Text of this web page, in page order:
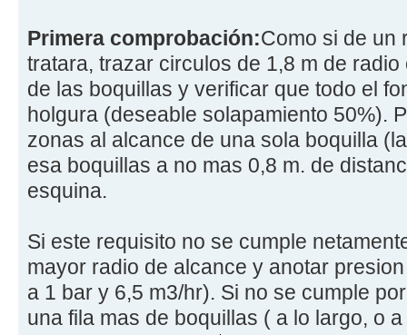
Primera comprobación:Como si de un
tratara, trazar circulos de 1,8 m de
de las boquillas y verificar que todo el
holgura (deseable solapamiento 50%).
zonas al alcance de una sola boquilla
esa boquillas a no mas 0,8 m. de
esquina.
Si este requisito no se cumple
mayor radio de alcance y anotar
a 1 bar y 6,5 m3/hr). Si no se cumple
una fila mas de boquillas ( a lo largo, o